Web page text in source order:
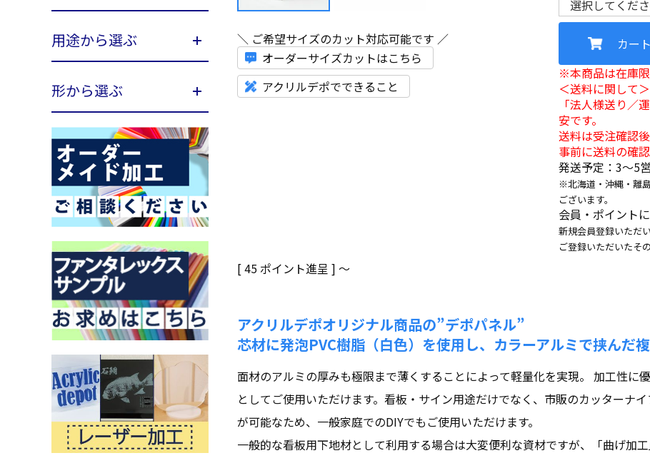
用途から選ぶ
形から選ぶ
＼ ご希望サイズのカット対応可能です ／
オーダーサイズカットはこちら
アクリルデポでできること
カー
※本商品は在庫限
＜送料に関して＞
「法人様送り／
安です。
送料は受注確認
事前に送料の確
発送予定：3〜5
※北海道・沖縄・離
ございます。
会員・ポイント
新規会員登録いただ
ご登録いただいたそ
[45 ポイント進呈 ] 〜
アクリルデポオリジナル商品の”デポパネル”
芯材に発泡PVC樹脂（白色）を使用し、カラーアルミで挟んだ複
面材のアルミの厚みも極限まで薄くすることによって軽量化を実現。 加工性に
としてご使用いただけます。看板・サイン用途だけでなく、市販のカッターナ
が可能なため、一般家庭でのDIYでもご使用いただけます。
一般的な看板用下地材として利用する場合は大変便利な資材ですが、「曲げ加